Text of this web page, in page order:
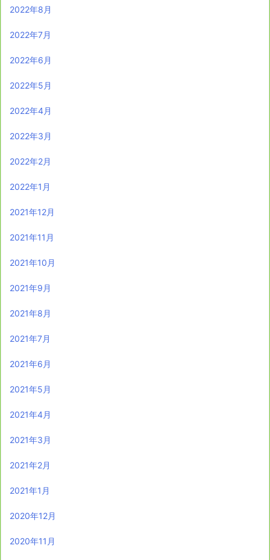
2022年8月
2022年7月
2022年6月
2022年5月
2022年4月
2022年3月
2022年2月
2022年1月
2021年12月
2021年11月
2021年10月
2021年9月
2021年8月
2021年7月
2021年6月
2021年5月
2021年4月
2021年3月
2021年2月
2021年1月
2020年12月
2020年11月